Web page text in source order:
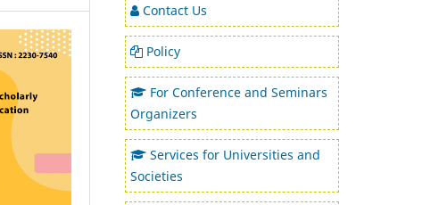
Contact Us
Policy
For Conference and Seminars
Organizers
Services for Universities and
Societies